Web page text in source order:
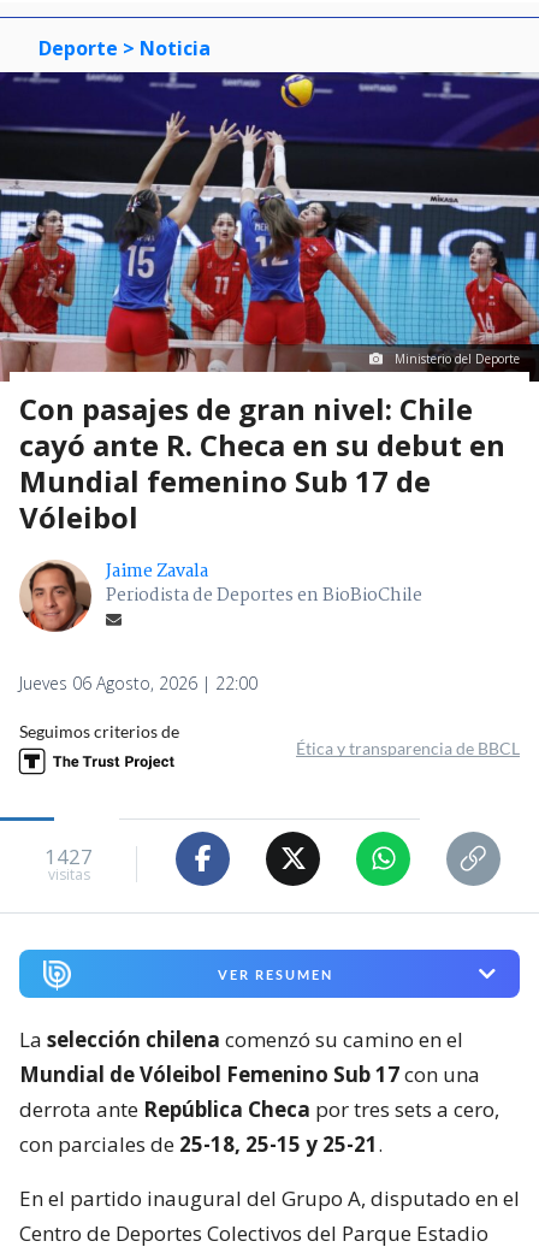
Deporte > Noticia
Ministerio del Deporte
Con pasajes de gran nivel: Chile
cayó ante R. Checa en su debut en
Mundial femenino Sub 17 de
Vóleibol
Jaime Zavala
Periodista de Deportes en BioBioChile
Jueves 06 Agosto, 2026 | 22:00
Seguimos criterios de
Ética y transparencia de BBCL
1427
visitas
VER RESUMEN
La selección chilena comenzó su camino en el
Mundial de Vóleibol Femenino Sub 17con una
derrota ante República Checa por tres sets a cero,
con parciales de 25-18, 25-15 y 25-21.
En el partido inaugural del Grupo A, disputado en el
Centro de Deportes Colectivos del Parque Estadio